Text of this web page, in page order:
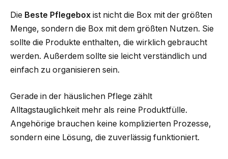
Die Beste Pflegebox ist nicht die Box mit der größten
Menge, sondern die Box mit dem größten Nutzen. Sie
sollte die Produkte enthalten, die wirklich gebraucht
werden. Außerdem sollte sie leicht verständlich und
einfach zu organisieren sein.
Gerade in der häuslichen Pflege zählt
Alltagstauglichkeit mehr als reine Produktfülle.
Angehörige brauchen keine komplizierten Prozesse,
sondern eine Lösung, die zuverlässig funktioniert.